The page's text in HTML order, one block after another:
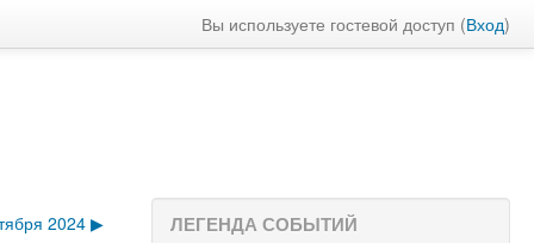
Вы используете гостевой доступ (Вход)
2024 ▶ ЛЕГЕНДА СОБЫТИЙ